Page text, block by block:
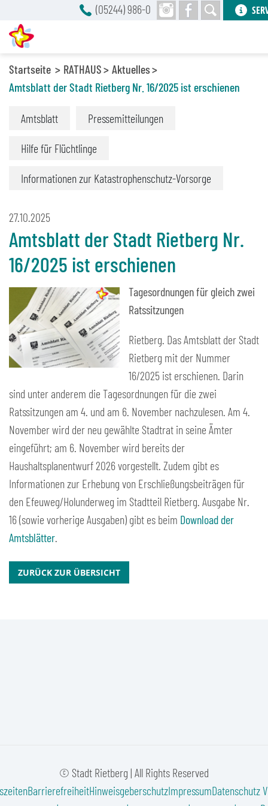
Startseite RATHAUS
Aktuelles
Amtsblatt der Stadt Rietberg Nr. 16/2025 ist erschienen
Amtsblatt Pressemitteilungen
Hilfe für Flüchtlinge
Informationen zur Katastrophenschutz-Vorsorge
27.10.2025
Amtsblatt der Stadt Rietberg Nr.
16/2025 ist erschienen
Tagesordnungen für gleich zwei
Ratssitzungen
Rietberg. Das Amtsblatt der Stadt
Rietberg mit der Nummer
16/2025 ist erschienen. Darin
sind unter anderem die Tagesordnungen für die zwei
Ratssitzungen am 4. und am 6. November nachzulesen. Am 4.
November wird der neu gewählte Stadtrat in seine Ämter
eingeführt; am 6. November wird bereits der
Haushaltsplanentwurf 2026 vorgestellt. Zudem gibt es
Informationen zur Erhebung von Erschließungsbeiträgen für
den Efeuweg/Holunderweg im Stadtteil Rietberg. Ausgabe Nr.
16 (sowie vorherige Ausgaben) gibt es beim Download der
Amtsblätter.
ZURÜCK ZUR ÜBERSICHT
© Stadt Rietberg | All Rights Reserved
BarrierefreiheitHinweisgeberschutzImpressumDatenschutz
(05244) 986-0